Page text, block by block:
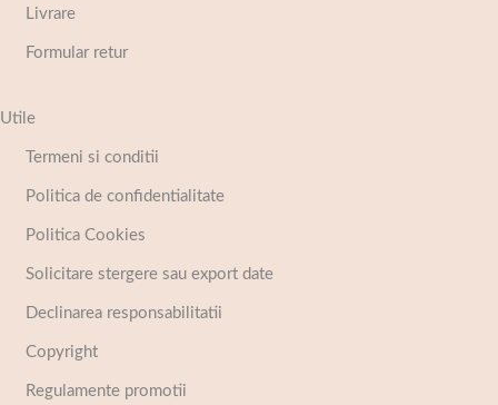
Livrare
Formular retur
Utile
Termeni si conditii
Politica de confidentialitate
Politica Cookies
Solicitare stergere sau export date
Declinarea responsabilitatii
Copyright
Regulamente promotii